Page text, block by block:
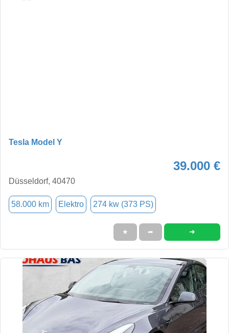
Tesla Model Y
39.000 €
Düsseldorf, 40470
58.000 km Elektro 274 kw (373 PS)
★ ➦ ➜